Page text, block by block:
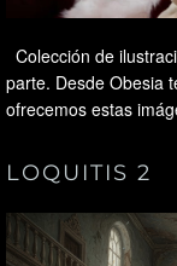
Colección de
parte. Desde Obesia
ofrecemos estas
LOQUITIS 2